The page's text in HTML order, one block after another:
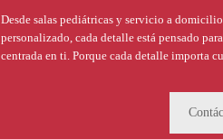
Desde salas pediátricas y servicio a
personalizado, cada detalle está pensado
centrada en ti. Porque cada detalle importa